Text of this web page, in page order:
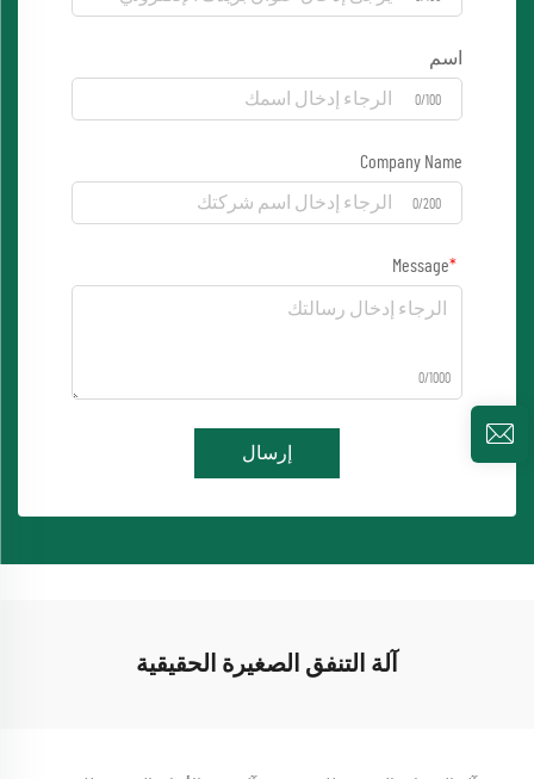
اسم
0/100
Company Name
0/200
Message
0/1000
إرسال
آلة التنفق الصغيرة الحقيقية